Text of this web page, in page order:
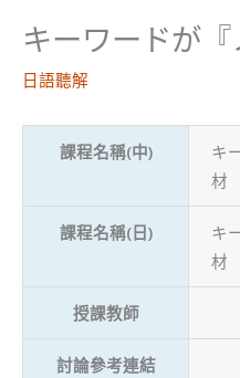
方
キーワードが
日語聽解
課程名稱(中)
キ
材
課程名稱(日)
キ
材
授課教師
討論參考連結